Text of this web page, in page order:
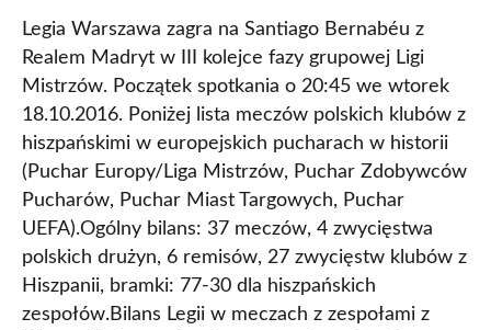
Legia Warszawa zagra na Santiago Bernabéu z
Realem Madryt w III kolejce fazy grupowej Ligi
Mistrzów. Początek spotkania o 20:45 we wtorek
18.10.2016. Poniżej lista meczów polskich klubów z
hiszpańskimi w europejskich pucharach w historii
(Puchar Europy/Liga Mistrzów, Puchar Zdobywców
Pucharów, Puchar Miast Targowych, Puchar
UEFA).Ogólny bilans: 37 meczów, 4 zwycięstwa
polskich drużyn, 6 remisów, 27 zwycięstw klubów z
Hiszpanii, bramki: 77-30 dla hiszpańskich
zespołów.Bilans Legii w meczach z zespołami z